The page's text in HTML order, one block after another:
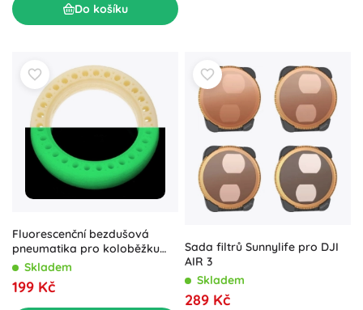
Do košíku
Fluorescenční bezdušová
pneumatika pro koloběžku
XIAOMI MI ELECTRIC
SCOOTER M365 – zelená 8.5"
Skladem
199 Kč
Sada filtrů Sunnylife pro DJI
AIR 3
Skladem
289 Kč